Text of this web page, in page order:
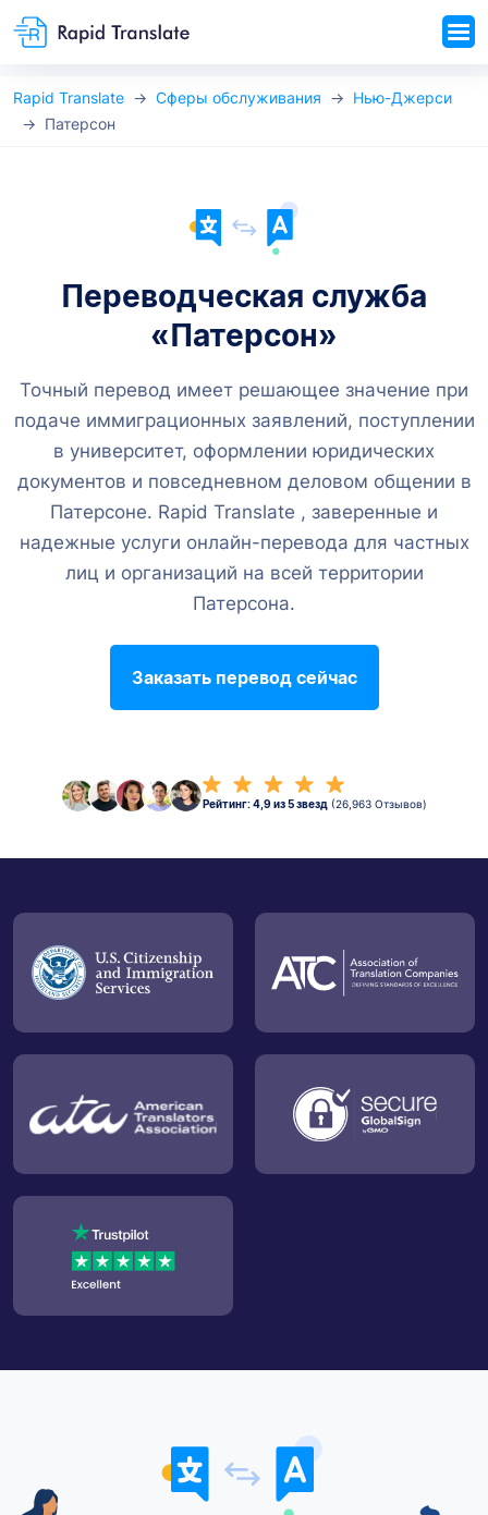
Rapid Translate Сферы обслуживания
Нью-Джерси
Патерсон
Переводческая служба
«Патерсон»
Точный перевод имеет решающее значение при
подаче иммиграционных заявлений, поступлении
в университет, оформлении юридических
документов и повседневном деловом общении в
Патерсоне. Rapid Translate , заверенные и
надежные услуги онлайн-перевода для частных
лиц и организаций на всей территории
Патерсона.
Заказать перевод сейчас
Рейтинг: 4,9 из 5 звезд (26,963 Отзывов)